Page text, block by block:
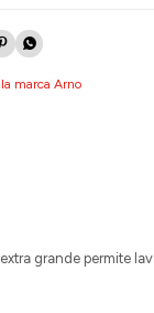

marca Arno
grande permite